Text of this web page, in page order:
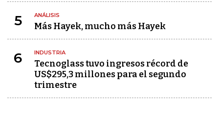
5 ANÁLISIS
Más Hayek, mucho más Hayek
6 INDUSTRIA
Tecnoglass tuvo ingresos récord de
US$295,3 millones para el segundo
trimestre